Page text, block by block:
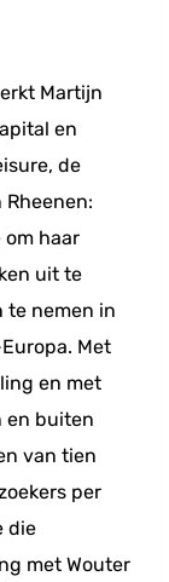
Martijn
en
de
om haar
uit te
te nemen in
Met
en met
en buiten
van tien
per
die
met Wouter